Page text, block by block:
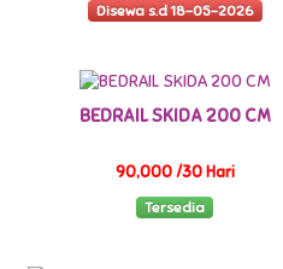
Disewa s.d 18-05-2026
BEDRAIL SKIDA 200 CM
90,000 /30 Hari
Tersedia